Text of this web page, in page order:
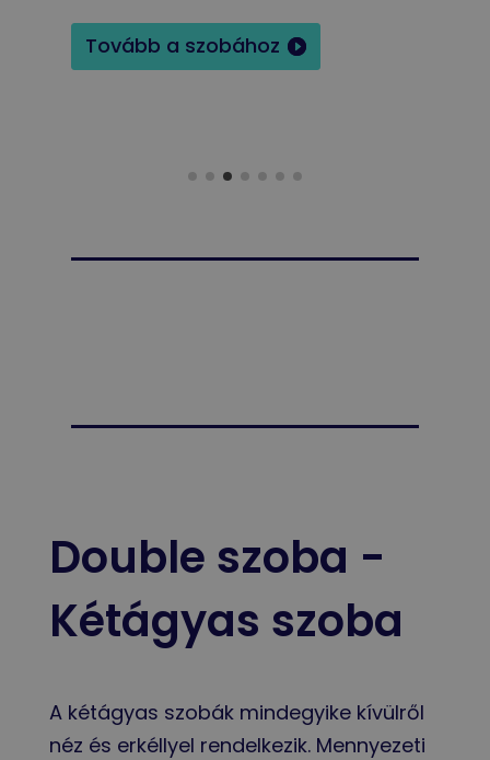
Tovább a szobához
Double szoba -
Kétágyas szoba
A kétágyas szobák mindegyike kívülről
néz és erkéllyel rendelkezik. Mennyezeti